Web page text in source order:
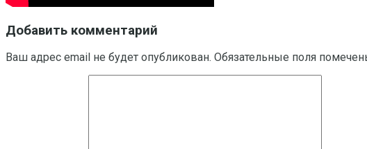
Добавить комментарий
Ваш адрес email не будет опубликован. Обязательные поля